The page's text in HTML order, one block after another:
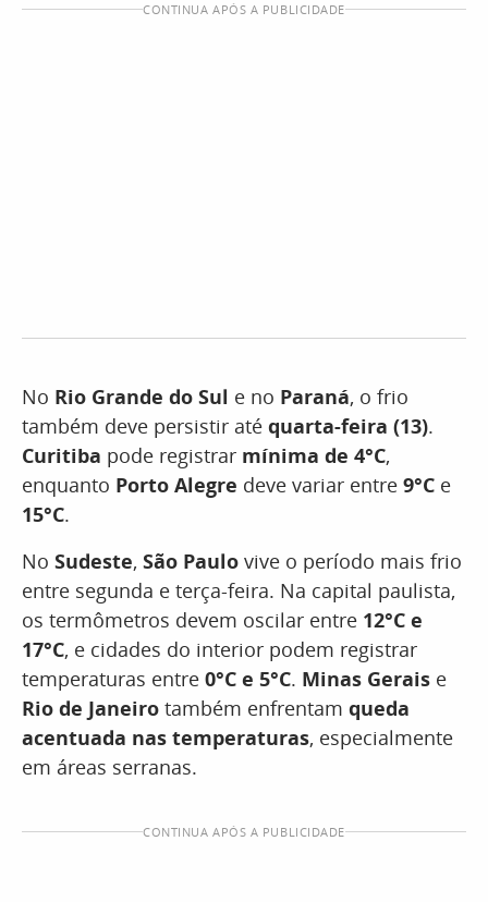
CONTINUA APÓS A PUBLICIDADE
No Rio Grande do Sul e no Paraná, o frio
também deve persistir até quarta-feira (13).
Curitiba pode registrar mínima de 4°C,
enquanto Porto Alegre deve variar entre 9°C e
15°C.
No Sudeste, São Paulo vive o período mais frio
entre segunda e terça-feira. Na capital paulista,
os termômetros devem oscilar entre 12°C e
17°C, e cidades do interior podem registrar
temperaturas entre 0°C e 5°C. Minas Gerais e
Rio de Janeiro também enfrentam queda
acentuada nas temperaturas, especialmente
em áreas serranas.
CONTINUA APÓS A PUBLICIDADE